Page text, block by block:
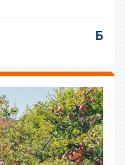
Б